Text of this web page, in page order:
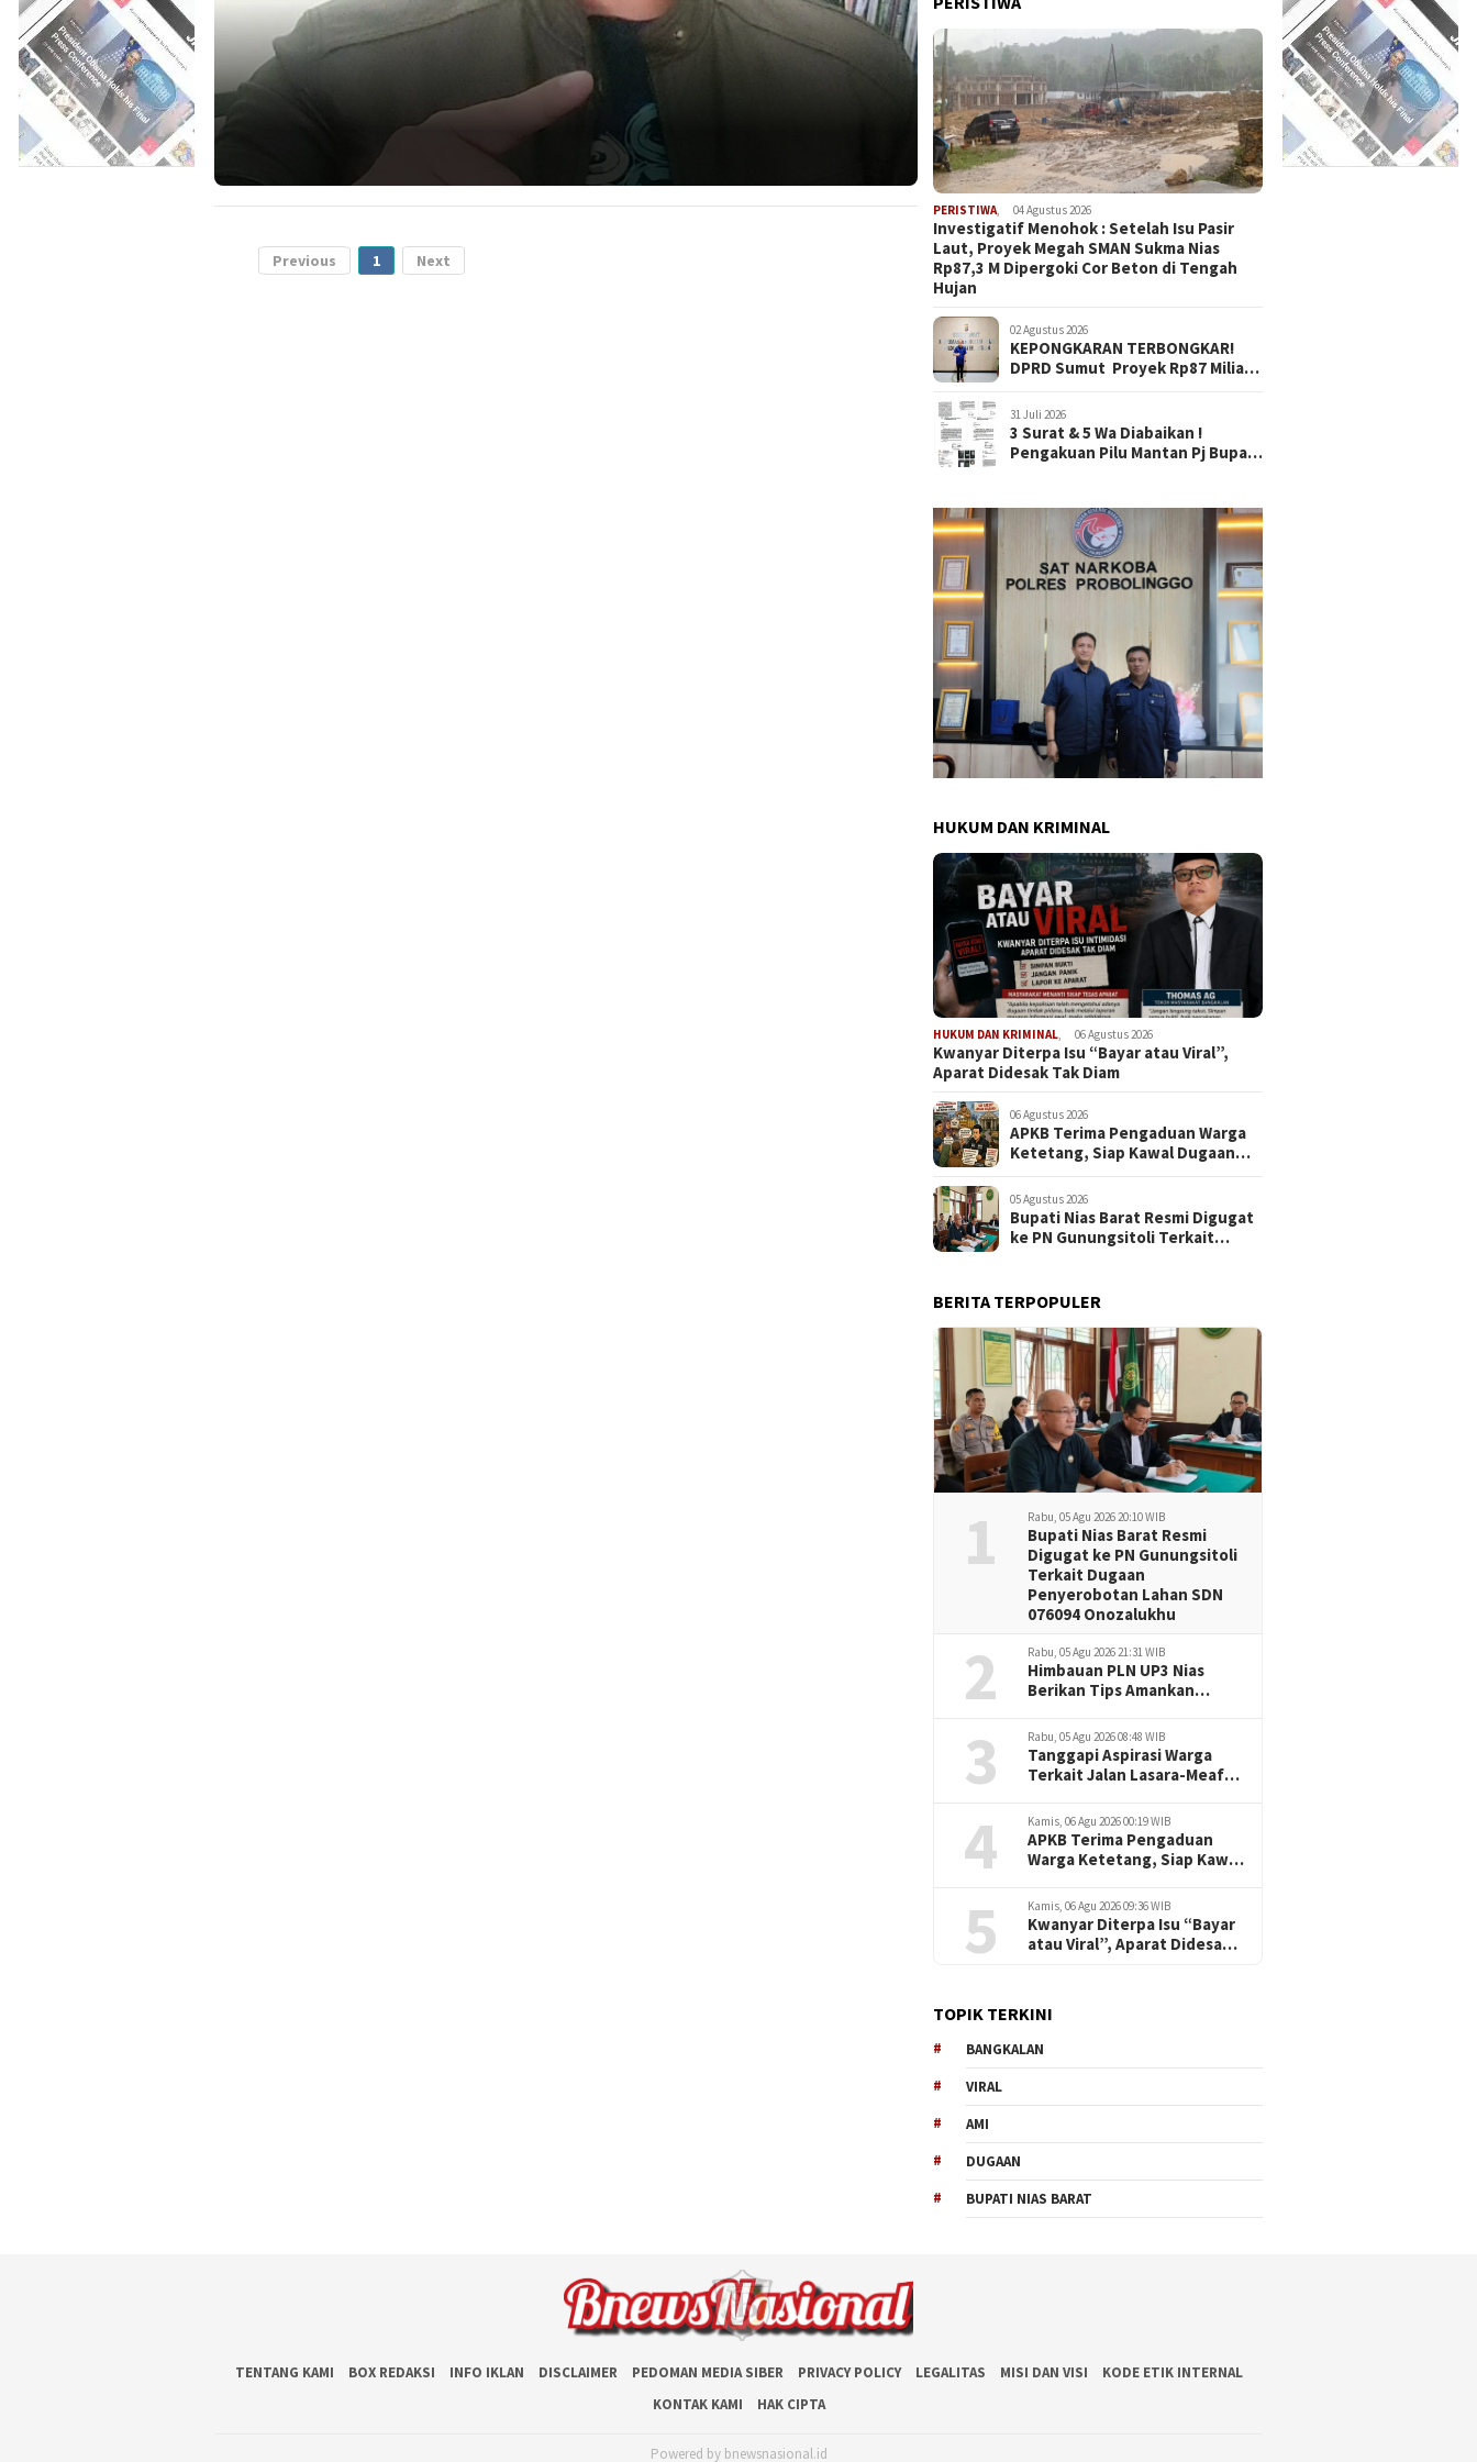
Previous 1 Next
PERISTIWA, 04 Agustus 2026
Investigatif Menohok : Setelah Isu Pasir
Laut, Proyek Megah SMAN Sukma Nias
Rp87,3 M Dipergoki Cor Beton di Tengah
Hujan
02 Agustus 2026
KEPONGKARAN TERBONGKAR!
DPRD Sumut Proyek Rp87 Miliar
Laut, Harus Diusut!
31 Juli 2026
3 Surat & 5 Wa Diabaikan !
Pengakuan Pilu Mantan Pj Bupati
HUKUM DAN KRIMINAL
HUKUM DAN KRIMINAL, 06 Agustus 2026
Kwanyar Diterpa Isu “Bayar atau Viral”,
Aparat Didesak Tak Diam
06 Agustus 2026
APKB Terima Pengaduan Warga
Ketetang, Siap Kawal Dugaan
Jalur Hukum
05 Agustus 2026
Bupati Nias Barat Resmi Digugat
ke PN Gunungsitoli Terkait
BERITA TERPOPULER
1 Rabu, 05 Agu 2026 20:10 WIB
Bupati Nias Barat Resmi
Digugat ke PN Gunungsitoli
Terkait Dugaan
Penyerobotan Lahan SDN
076094 Onozalukhu
2 Rabu, 05 Agu 2026 21:31 WIB
Himbauan PLN UP3 Nias
Berikan Tips Amankan
Hujan
3 Rabu, 05 Agu 2026 08:48 WIB
Tanggapi Aspirasi Warga
Terkait Jalan Lasara-Meafu,
Komitmen Pembangunan
Berkelanjutan
4 Kamis, 06 Agu 2026 00:19 WIB
APKB Terima Pengaduan
Warga Ketetang, Siap Kawal
Bantuan hingga ke Jalur
Hukum
5 Kamis, 06 Agu 2026 09:36 WIB
Kwanyar Diterpa Isu “Bayar
atau Viral”, Aparat Didesak
TOPIK TERKINI
BANGKALAN
VIRAL
AMI
DUGAAN
BUPATI NIAS BARAT
TENTANG KAMI BOX REDAKSI INFO IKLAN DISCLAIMER PEDOMAN MEDIA SIBER PRIVACY POLICY LEGALITAS MISI DAN VISI
KODE ETIK INTERNAL
KONTAK KAMI
HAK CIPTA
Powered by bnewsnasional.id